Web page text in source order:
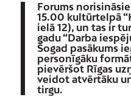
Forums
15.00 kultūrtelpā
ielā 12), un tas ir
gadu “Darba
Šogad pasākums
personīgāku
pievēršot Rīgas
veidot atvērtāku
tirgu.